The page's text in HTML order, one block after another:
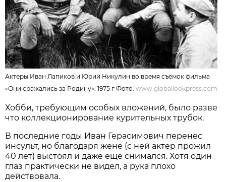
Актеры Иван Лапиков и Юрий Никулин во время съемок фильма
«Они сражались за Родину». 1975 г Фото:www.globallookpress.com
Хобби, требующим особых вложений, было разве
что коллекционирование курительных трубок.
В последние годы Иван Герасимович перенес
инсульт, но благодаря жене (с ней актер прожил
40 лет) выстоял и даже еще снимался. Хотя один
глаз практически не видел, а рука плохо
действовала.